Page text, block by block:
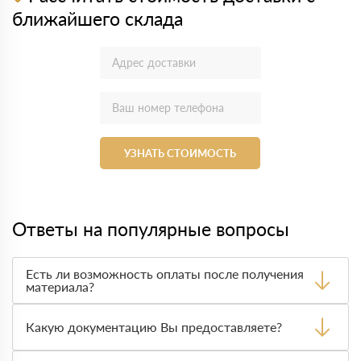
ближайшего склада
УЗНАТЬ СТОИМОСТЬ
Ответы на популярные вопросы
Есть ли возможность оплаты после получения
материала?
оплата по факту получения товара. При этом, если
доставленный товар был ненадлежащего качества, то
Вы вправе от него отказаться.
Какую документацию Вы предоставляете?